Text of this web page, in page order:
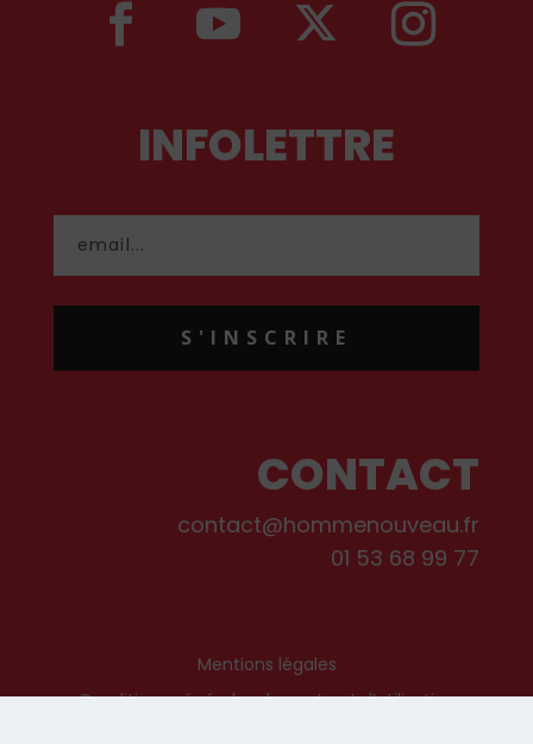
INFOLETTRE
S'INSCRIRE
CONTACT
contact@hommenouveau.fr
01 53 68 99 77
Mentions légales
Conditions générales de vente et d’utilisation